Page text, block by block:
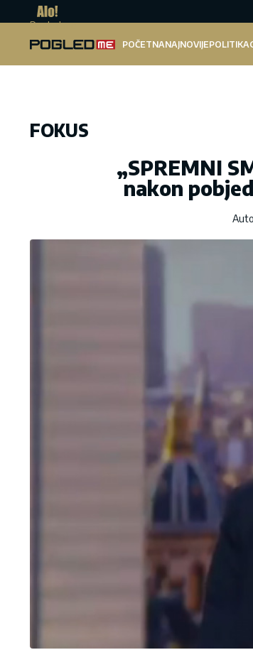
Pogled.me
POČETNANAJNOVIJEPOLITIKA
FOKUS
„SPREMNI
nakon